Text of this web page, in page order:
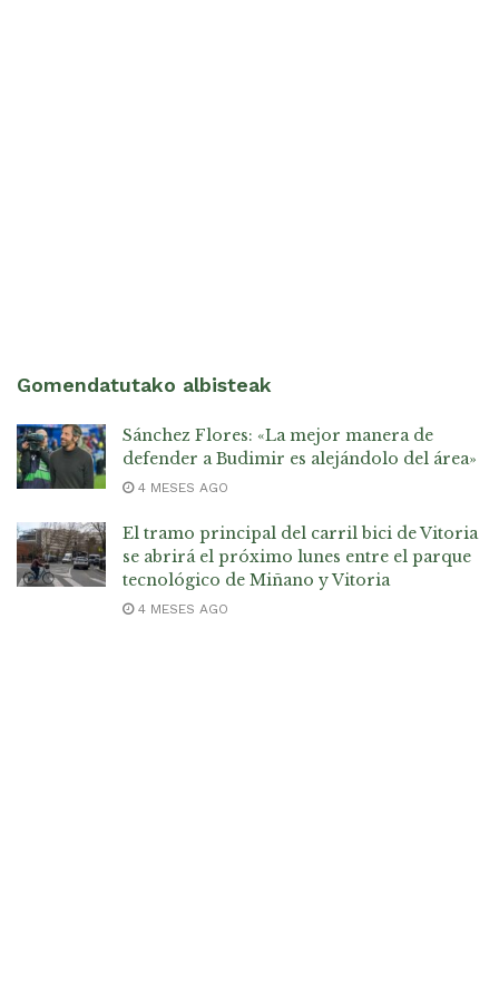
Gomendatutako albisteak
Sánchez Flores: «La mejor manera de
defender a Budimir es alejándolo del área»
4 MESES AGO
El tramo principal del carril bici de Vitoria
se abrirá el próximo lunes entre el parque
tecnológico de Miñano y Vitoria
4 MESES AGO